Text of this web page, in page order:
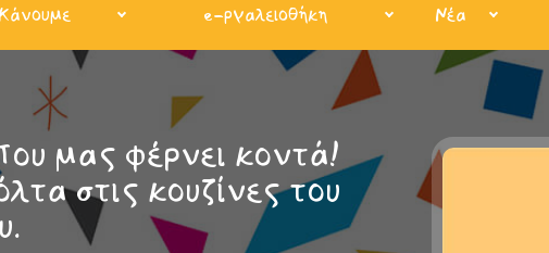
e-ργαλειοθήκη Νέα
μας φέρνει κοντά!
στις κουζίνες του